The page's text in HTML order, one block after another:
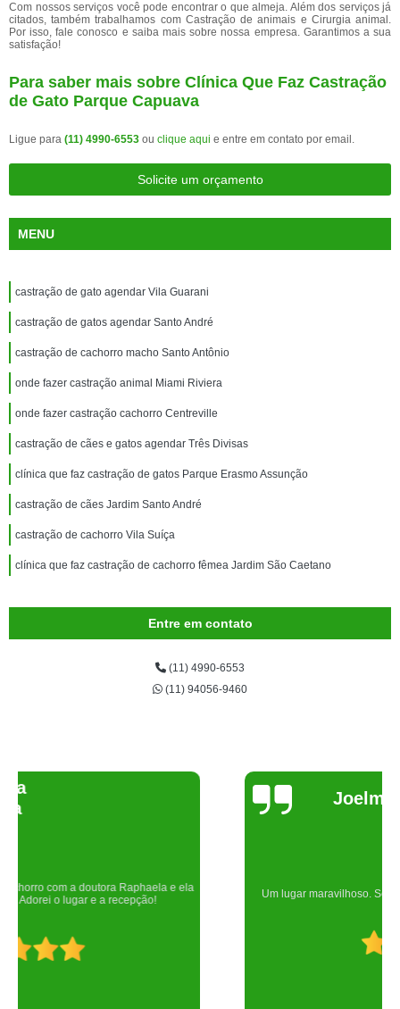
Com nossos serviços você pode encontrar o que almeja. Além dos serviços já
citados, também trabalhamos com Castração de animais e Cirurgia animal.
Por isso, fale conosco e saiba mais sobre nossa empresa. Garantimos a sua
satisfação!
Para saber mais sobre Clínica Que Faz Castração
de Gato Parque Capuava
Ligue para (11) 4990-6553 ou clique aqui e entre em contato por email.
Solicite um orçamento
MENU
castração de gato agendar Vila Guarani
castração de gatos agendar Santo André
castração de cachorro macho Santo Antônio
onde fazer castração animal Miami Riviera
onde fazer castração cachorro Centreville
castração de cães e gatos agendar Três Divisas
clínica que faz castração de gatos Parque Erasmo Assunção
castração de cães Jardim Santo André
castração de cachorro Vila Suíça
clínica que faz castração de cachorro fêmea Jardim São Caetano
Entre em contato
(11) 4990-6553
(11) 94056-9460
Um lugar maravilhoso. Sempre serei grata pelo que fizeram por nós!